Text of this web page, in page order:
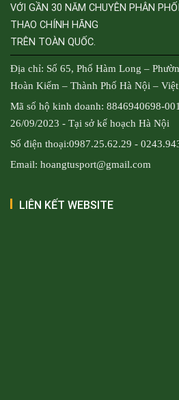
VỚI GẦN 30 NĂM CHUYÊN PHÂN
THAO CHÍNH HÃNG
TRÊN TOÀN QUỐC.
Địa chỉ: Số 65, Phố Hàm Long –
Hoàn Kiếm – Thành Phố Hà Nội –
Mã số hộ kinh doanh: 8846940698-
26/09/2023 - Tại sở kế hoạch Hà Nội
Số điện thoại:0987.25.62.29 -
Email: hoangtusport@gmail.com
LIÊN KẾT WEBSITE